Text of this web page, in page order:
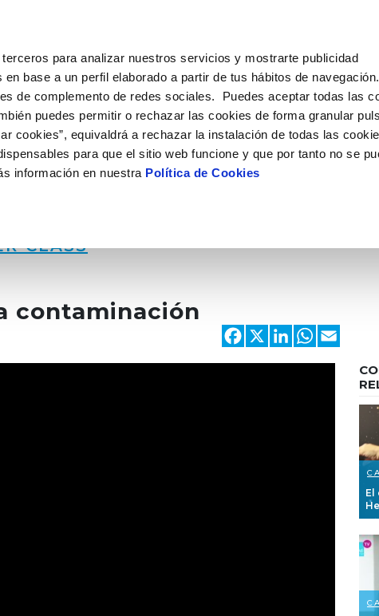
para analizar nuestros servicios y mostrarte publicidad
base a un perfil elaborado a partir de tus hábitos de navegación.
de complemento de redes sociales. Puedes aceptar todas las
puedes permitir o rechazar las cookies de forma granular
cookies”, equivaldrá a rechazar la instalación de todas las
para que el sitio web funcione y que por tanto no se
información en nuestra Política de Cookies
CLASS
contaminación
Facebook
X
El